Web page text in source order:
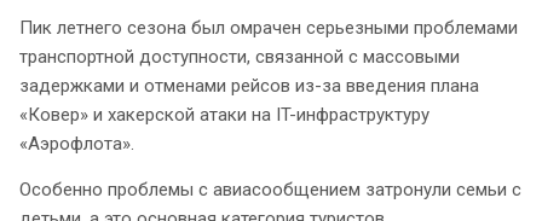
Пик летнего сезона был омрачен серьезными проблемами
транспортной доступности, связанной с массовыми
задержками и отменами рейсов из-за введения плана
«Ковер» и хакерской атаки на IT-инфраструктуру
«Аэрофлота».
Особенно проблемы с авиасообщением затронули семьи с